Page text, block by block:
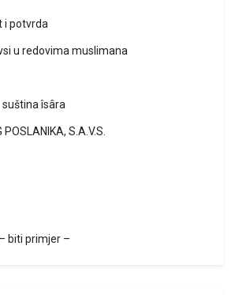
i potvrda
u redovima muslimana
suština îsâra
S.A.V.S.
biti primjer –